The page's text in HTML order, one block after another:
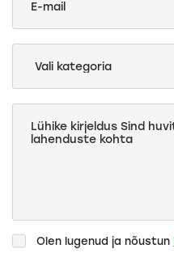
Olen lugenud ja nõustun